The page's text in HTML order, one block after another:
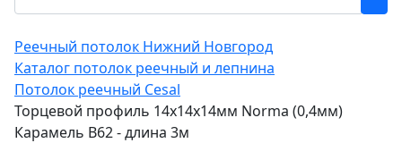
Реечный потолок Нижний Новгород
Каталог потолок реечный и лепнина
Потолок реечный Cesal
Торцевой профиль 14x14x14мм Norma (0,4мм)
Карамель В62 - длина 3м